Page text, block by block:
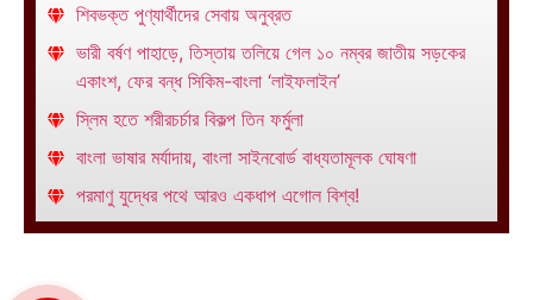
শিবভক্ত পুণ্যার্থীদের সেবায় অনুব্রত
ভারী বর্ষণ পাহাড়ে, তিস্তায় তলিয়ে গেল ১০ নম্বর জাতীয় সড়কের
একাংশ, ফের বন্ধ সিকিম-বাংলা ‘লাইফলাইন’
স্লিম হতে শরীরচর্চার বিকল্প তিন ফর্মুলা
বাংলা ভাষার মর্যাদায়, বাংলা সাইনবোর্ড বাধ্যতামূলক ঘোষণা
পরমাণু যুদ্ধের পথে আরও একধাপ এগোল বিশ্ব!